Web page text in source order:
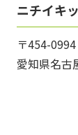
ニチイキ
〒454-0994
愛知県名古